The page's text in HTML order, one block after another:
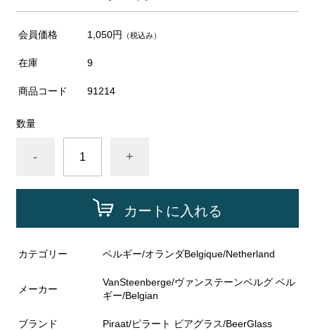
会員価格 1,050円 （税込み）
在庫 9
商品コード 91214
数量
- +
カートに入れる
カテゴリー ベルギー/オランダBelgique/Netherland
メーカー
VanSteenberge/ヴァンステーンベルグ ベル
ギー/Belgian
ブランド Piraat/ピラート ビアグラス/BeerGlass